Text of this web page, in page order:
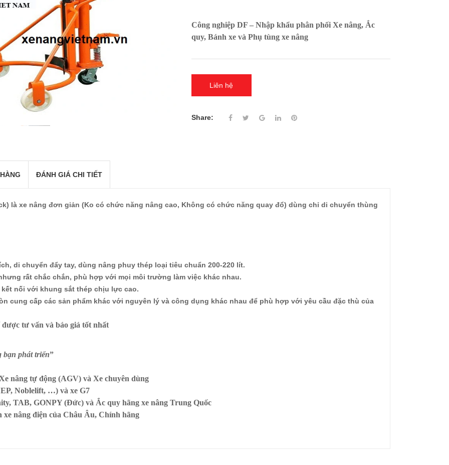
Công nghiệp DF – Nhập khẩu phân phối Xe nâng, Ắc
quy, Bánh xe và Phụ tùng xe nâng
Liên hệ
Share:
ĐÁNH GIÁ CHI TIẾT
là xe nâng đơn giản (Ko có chức năng nâng cao, Không có chức năng quay đổ) dùng chỉ di chuyển thùng
di chuyển đẩy tay, dùng nâng phuy thép loại tiêu chuẩn 200-220 lít.
rất chắc chắn, phù hợp với mọi môi trường làm việc khác nhau.
nối với khung sắt thép chịu lực cao.
cung cấp các sản phẩm khác với nguyên lý và công dụng khác nhau để phù hợp với yêu cầu đặc thù của
tư vấn và báo giá tốt nhất
bạn phát triển”
nâng tự động (AGV) và Xe chuyên dùng
Noblelift, …) và xe G7
TAB, GONPY (Đức) và Ắc quy hãng xe nâng Trung Quốc
xe nâng điện của Châu Âu, Chính hãng